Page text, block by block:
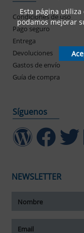
Condiciones de uso
Pago seguro
Entrega
Devoluciones
Gastos de envío
Guía de compra
Síguenos
NEWSLETTER
Esta página
podamos mejorar
tamaño del texto
del texto